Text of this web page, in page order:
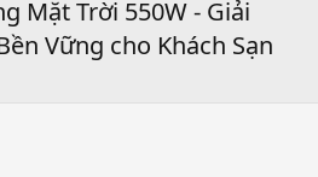
Mặt Trời 550W - Giải
Vững cho Khách Sạn